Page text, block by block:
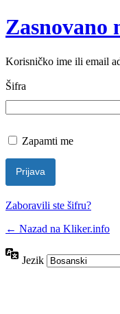
Zasnovano
Korisničko ime ili email
Šifra
Zapamti me
Zaboravili ste šifru?
← Nazad na Kliker.info
Jezik